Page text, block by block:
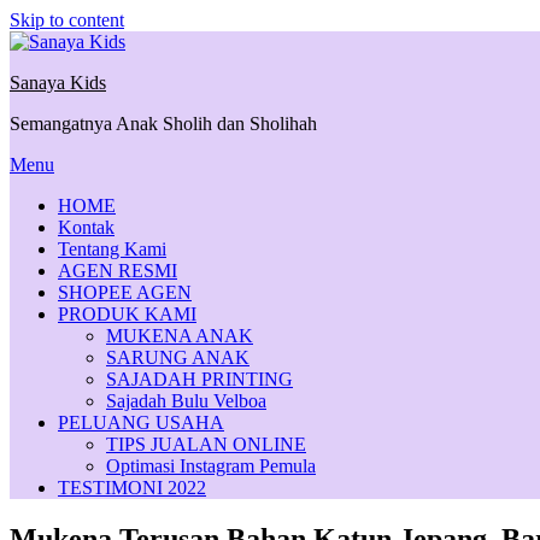
Skip to content
Sanaya Kids
Semangatnya Anak Sholih dan Sholihah
Menu
HOME
Kontak
Tentang Kami
AGEN RESMI
SHOPEE AGEN
PRODUK KAMI
MUKENA ANAK
SARUNG ANAK
SAJADAH PRINTING
Sajadah Bulu Velboa
PELUANG USAHA
TIPS JUALAN ONLINE
Optimasi Instagram Pemula
TESTIMONI 2022